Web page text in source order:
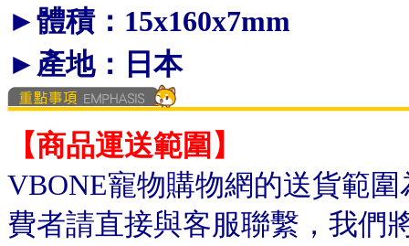
►體積：15x160x7mm
►產地： 日本
【商品運送範圍】
VBONE寵物購物網的送貨範
費者請直接與客服聯繫，我們